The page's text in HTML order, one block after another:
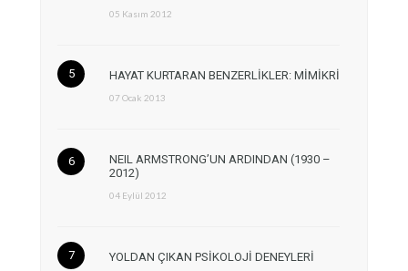
05 Kasım 2012
HAYAT KURTARAN BENZERLİKLER: MİMİKRİ
07 Ocak 2013
NEIL ARMSTRONG’UN ARDINDAN (1930 –
2012)
04 Eylül 2012
YOLDAN ÇIKAN PSİKOLOJİ DENEYLERİ